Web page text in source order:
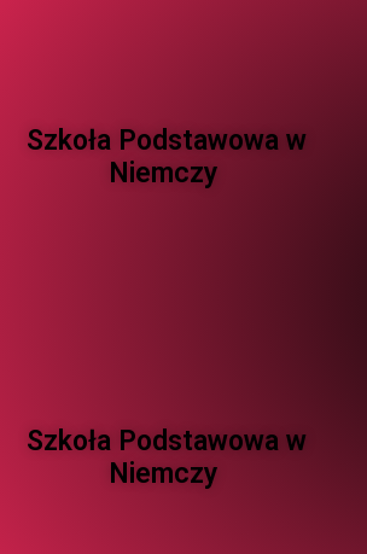
Szkoła Podstawowa w
Niemczy ​
Szkoła Podstawowa w
Niemczy ​